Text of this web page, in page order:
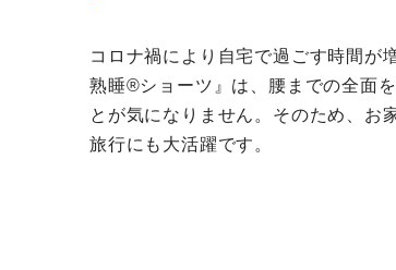
コロナ禍により自宅で過ごす時間
熟睡®ショーツ』は、腰までの全面
とが気になりません。そのため、お
旅行にも大活躍です。